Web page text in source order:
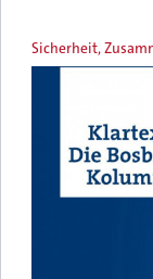
Sicherheit,